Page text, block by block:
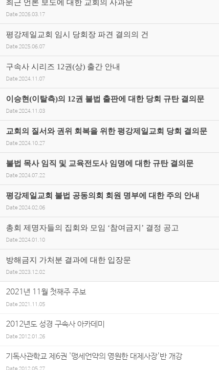
최근 언론 보도에 대한 교회의 사과문
Date 2026.03.17
평강제일교회 임시 당회장 파견 결의의 건
Date 2025.06.07
구속사 시리즈 12권(상) 출간 안내
Date 2024.11.07
이승현(이탈측)의 12권 불법 출판에 대한 당회 규탄 결의문
Date 2024.11.03
교회의 질서와 권위 회복을 위한 평강제일교회 당회 결의문
Date 2024.10.27
불법 목사 임직 및 교육전도사 임명에 대한 규탄 결의문
Date 2024.07.22
평강제일교회 불법 공동의회 회원 명부에 대한 주의 안내
Date 2024.02.06
총회 제명자들의 집회와 모임 ‘참여금지’ 결정 공고
Date 2024.01.10
방해금지 가처분 결과에 대한 입장문
Date 2023.12.02
2021년 11월 첫째주 주보
Date2021.11.05
2012년도 성경 구속사 아카데미
Date2012.01.26
기독사관학교 제6권 '맹세언약의 영원한 대제사장'반 개강